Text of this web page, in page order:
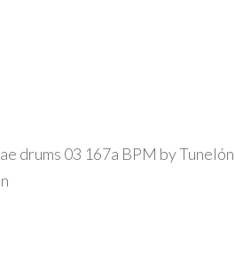
drums 03 167a BPM by Tunelón